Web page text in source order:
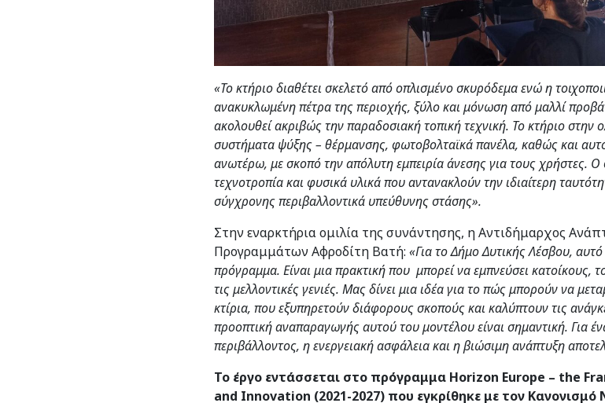
«Το κτήριο διαθέτει σκελετό από οπλισμένο σκυρόδεμα ενώ η
ανακυκλωμένη πέτρα της περιοχής, ξύλο και μόνωση από μαλλί
ακολουθεί ακριβώς την παραδοσιακή τοπική τεχνική. Το κτήριο
συστήματα ψύξης – θέρμανσης, φωτοβολταϊκά πανέλα, καθώς και
ανωτέρω, με σκοπό την απόλυτη εμπειρία άνεσης για τους χρήστες.
τεχνοτροπία και φυσικά υλικά που αντανακλούν την ιδιαίτερη
σύγχρονης περιβαλλοντικά υπεύθυνης στάσης».
Στην εναρκτήρια ομιλία της συνάντησης, η Αντιδήμαρχος
Προγραμμάτων Αφροδίτη Βατή: «Για το Δήμο Δυτικής Λέσβου, αυτό
πρόγραμμα. Είναι μια πρακτική που μπορεί να εμπνεύσει κατοίκους,
τις μελλοντικές γενιές. Μας δίνει μια ιδέα για το πώς μπορούν να
κτίρια, που εξυπηρετούν διάφορους σκοπούς και καλύπτουν τις
προοπτική αναπαραγωγής αυτού του μοντέλου είναι σημαντική. Για
περιβάλλοντος, η ενεργειακή ασφάλεια και η βιώσιμη ανάπτυξη
Το έργο εντάσσεται στο πρόγραμμα Horizon Europe – the
and Innovation (2021-2027) που εγκρίθηκε με τον